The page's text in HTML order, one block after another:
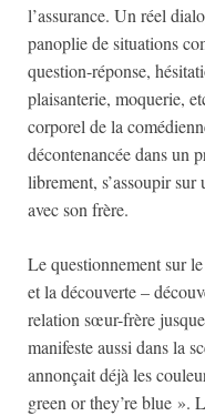
l’assurance. Un réel
panoplie de situations
question-réponse,
plaisanterie, moquerie,
corporel de la
décontenancée dans un
librement, s’assoupir
avec son frère.
Le questionnement sur
et la découverte –
relation sœur-frère
manifeste aussi dans la
annonçait déjà les
green or they’re blue ».